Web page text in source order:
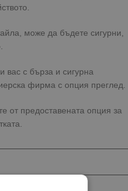
може да бъдете сигурни,
вас с бърза и сигурна
фирма с опция преглед.
от предоставената опция за